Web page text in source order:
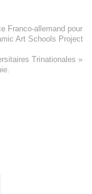
Franco-allemand pour
Art Schools Project
Trinationales »